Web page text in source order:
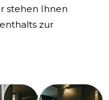
stehen Ihnen
zur